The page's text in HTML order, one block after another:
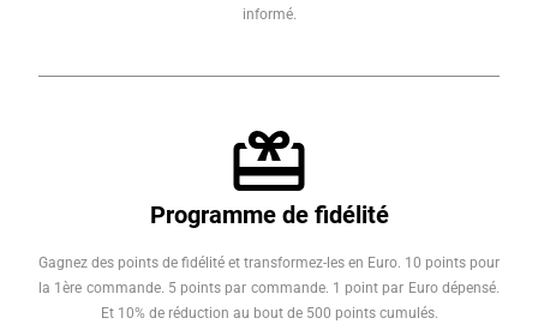
informé.
Programme de fidélité
Gagnez des points de fidélité et transformez-les en Euro. 10 points pour
la 1ère commande. 5 points par commande. 1 point par Euro dépensé.
Et 10% de réduction au bout de 500 points cumulés.